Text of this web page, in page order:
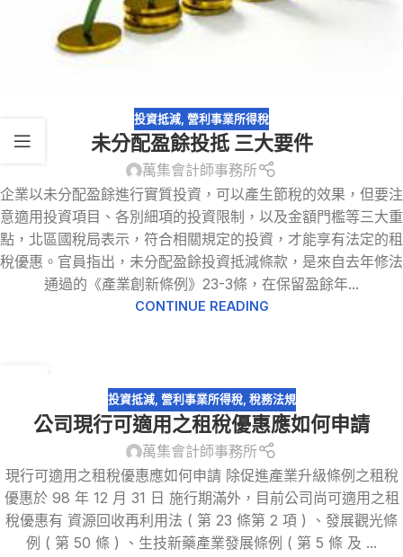
投資抵減 營利事業所得稅
未分配盈餘投抵 三大要件
萬集會計師事務所
企業以未分配盈餘進行實質投資，可以產生節稅的效果，但要注
意適用投資項目、各別細項的投資限制，以及金額門檻等三大重
點，北區國稅局表示，符合相關規定的投資，才能享有法定的租
稅優惠。官員指出，未分配盈餘投資抵減條款，是來自去年修法
通過的《產業創新條例》23-3條，在保留盈餘年...
CONTINUE READING
投資抵減, 營利事業所得稅, 稅務法規
公司現行可適用之租稅優惠應如何申請
萬集會計師事務所
現行可適用之租稅優惠應如何申請 除促進產業升級條例之租稅
優惠於 98 年 12 月 31 日 施行期滿外，目前公司尚可適用之租
稅優惠有 資源回收再利用法 ( 第 23 條第 2 項 ) 、發展觀光條
例 ( 第 50 條 ) 、生技新藥產業發展條例 ( 第 5 條 及 ...